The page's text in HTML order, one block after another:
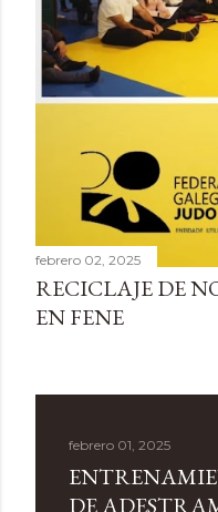
febrero 02, 2025
RECICLAJE DE
EN FENE
febrero 01, 2025
DE